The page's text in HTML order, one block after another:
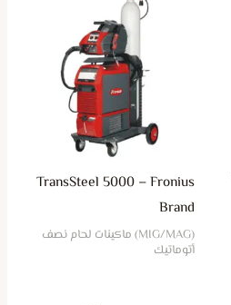
TransSteel 5000 – Fronius
Brand
(MIG/MAG) ماكينات لحام نصف
أتوماتيك